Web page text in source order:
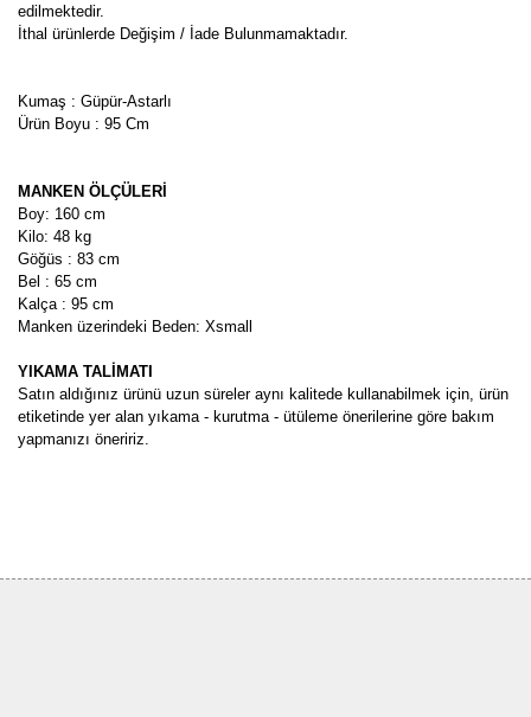
edilmektedir.
İthal ürünlerde Değişim / İade Bulunmamaktadır.
Kumaş : Güpür-Astarlı
Ürün Boyu : 95 Cm
MANKEN ÖLÇÜLERİ
Boy: 160 cm
Kilo: 48 kg
Göğüs : 83 cm
Bel : 65 cm
Kalça : 95 cm
Manken üzerindeki Beden: Xsmall
YIKAMA TALİMATI
Satın aldığınız ürünü uzun süreler aynı kalitede kullanabilmek için, ürün
etiketinde yer alan yıkama - kurutma - ütüleme önerilerine göre bakım
yapmanızı öneririz.